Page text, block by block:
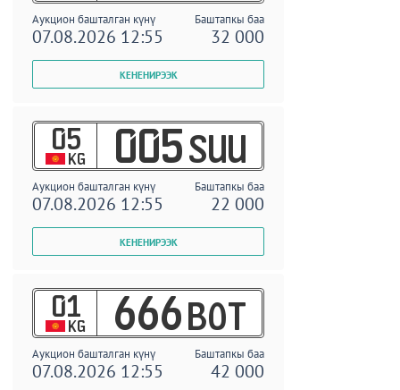
Аукцион башталган күнү Баштапкы баа
07.08.2026 12:55 32 000
05
KG 005 SUU
Аукцион башталган күнү Баштапкы баа
07.08.2026 12:55 22 000
01
KG 666 BOT
Аукцион башталган күнү Баштапкы баа
07.08.2026 12:55 42 000